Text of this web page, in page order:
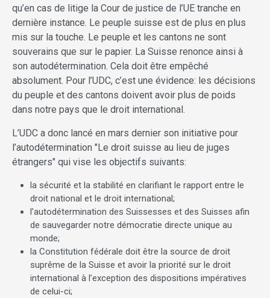
qu’en cas de litige la Cour de justice de l’UE tranche en
dernière instance. Le peuple suisse est de plus en plus
mis sur la touche. Le peuple et les cantons ne sont
souverains que sur le papier. La Suisse renonce ainsi à
son autodétermination. Cela doit être empêché
absolument. Pour l’UDC, c’est une évidence: les décisions
du peuple et des cantons doivent avoir plus de poids
dans notre pays que le droit international.
L’UDC a donc lancé en mars dernier son initiative pour
l’autodétermination "Le droit suisse au lieu de juges
étrangers" qui vise les objectifs suivants:
la sécurité et la stabilité en clarifiant le rapport entre le
droit national et le droit international;
l’autodétermination des Suissesses et des Suisses afin
de sauvegarder notre démocratie directe unique au
monde;
la Constitution fédérale doit être la source de droit
suprême de la Suisse et avoir la priorité sur le droit
international à l’exception des dispositions impératives
de celui-ci;